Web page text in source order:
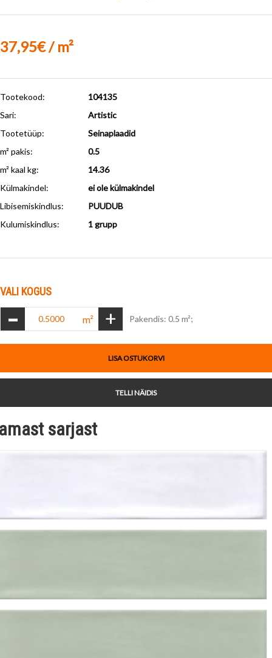
37,95€ / m²
Tootekood:
104135
Sari:
Artistic
Tootetüüp:
Seinaplaadid
m² pakis:
0.5
m² kaal kg:
14.36
Külmakindel:
ei ole külmakindel
Libisemiskindlus:
PUUDUB
Kulumiskindlus: 1 grupp
VALI KOGUS
- m² + Pakendis: 0.5 m²;
LISA OSTUKORVI
TELLI NÄIDIS
sarjast